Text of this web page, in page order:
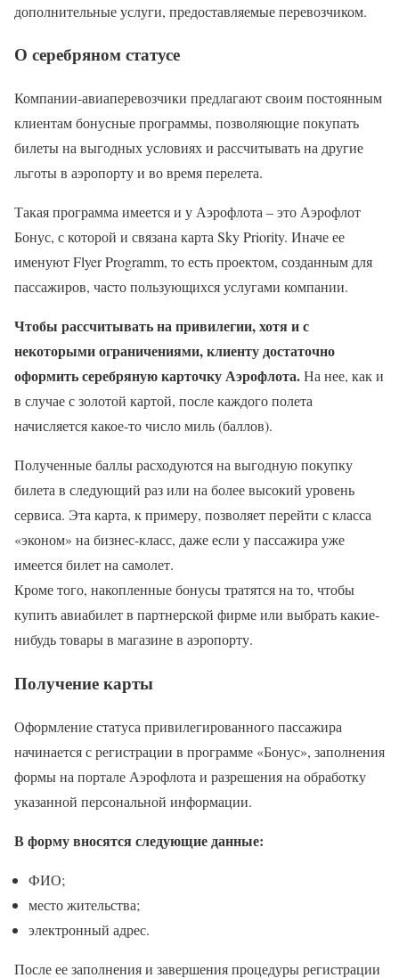
дополнительные услуги, предоставляемые перевозчиком.
О серебряном статусе
Компании-авиаперевозчики предлагают своим постоянным
клиентам бонусные программы, позволяющие покупать
билеты на выгодных условиях и рассчитывать на другие
льготы в аэропорту и во время перелета.
Такая программа имеется и у Аэрофлота – это Аэрофлот
Бонус, с которой и связана карта Sky Priority. Иначе ее
именуют Flyer Programm, то есть проектом, созданным для
пассажиров, часто пользующихся услугами компании.
Чтобы рассчитывать на привилегии, хотя и с
некоторыми ограничениями, клиенту достаточно
оформить серебряную карточку Аэрофлота.На нее, как и
в случае с золотой картой, после каждого полета
начисляется какое-то число миль (баллов).
Полученные баллы расходуются на выгодную покупку
билета в следующий раз или на более высокий уровень
сервиса. Эта карта, к примеру, позволяет перейти с класса
«эконом» на бизнес-класс, даже если у пассажира уже
имеется билет на самолет.
Кроме того, накопленные бонусы тратятся на то, чтобы
купить авиабилет в партнерской фирме или выбрать какие-
нибудь товары в магазине в аэропорту.
Получение карты
Оформление статуса привилегированного пассажира
начинается с регистрации в программе «Бонус», заполнения
формы на портале Аэрофлота и разрешения на обработку
указанной персональной информации.
В форму вносятся следующие данные:
ФИО;
место жительства;
электронный адрес.
После ее заполнения и завершения процедуры регистрации